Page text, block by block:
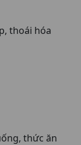
thoái hóa
thức ăn